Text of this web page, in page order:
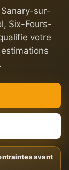
sur-
Six-Fours-
votre